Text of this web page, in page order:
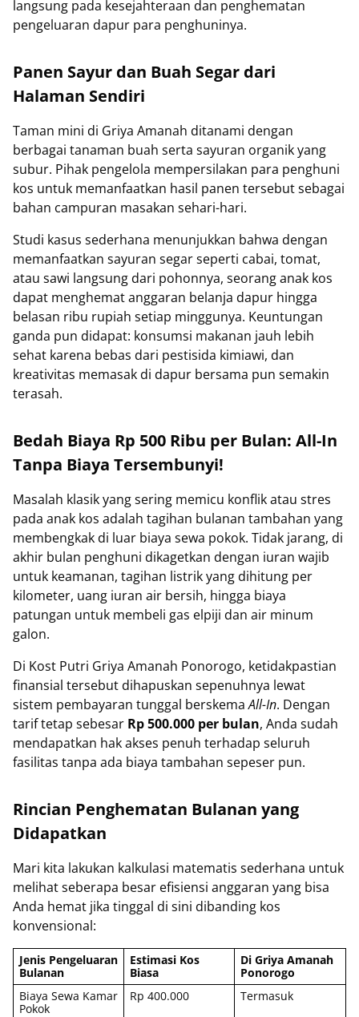
langsung pada kesejahteraan dan penghematan
pengeluaran dapur para penghuninya.
Panen Sayur dan Buah Segar dari
Halaman Sendiri
Taman mini di Griya Amanah ditanami dengan
berbagai tanaman buah serta sayuran organik yang
subur. Pihak pengelola mempersilakan para penghuni
kos untuk memanfaatkan hasil panen tersebut sebagai
bahan campuran masakan sehari-hari.
Studi kasus sederhana menunjukkan bahwa dengan
memanfaatkan sayuran segar seperti cabai, tomat,
atau sawi langsung dari pohonnya, seorang anak kos
dapat menghemat anggaran belanja dapur hingga
belasan ribu rupiah setiap minggunya. Keuntungan
ganda pun didapat: konsumsi makanan jauh lebih
sehat karena bebas dari pestisida kimiawi, dan
kreativitas memasak di dapur bersama pun semakin
terasah.
Bedah Biaya Rp 500 Ribu per Bulan: All-In
Tanpa Biaya Tersembunyi!
Masalah klasik yang sering memicu konflik atau stres
pada anak kos adalah tagihan bulanan tambahan yang
membengkak di luar biaya sewa pokok. Tidak jarang, di
akhir bulan penghuni dikagetkan dengan iuran wajib
untuk keamanan, tagihan listrik yang dihitung per
kilometer, uang iuran air bersih, hingga biaya
patungan untuk membeli gas elpiji dan air minum
galon.
Di Kost Putri Griya Amanah Ponorogo, ketidakpastian
finansial tersebut dihapuskan sepenuhnya lewat
sistem pembayaran tunggal berskemaAll-In. Dengan
tarif tetap sebesar Rp 500.000 per bulan, Anda sudah
mendapatkan hak akses penuh terhadap seluruh
fasilitas tanpa ada biaya tambahan sepeser pun.
Rincian Penghematan Bulanan yang
Didapatkan
Mari kita lakukan kalkulasi matematis sederhana untuk
melihat seberapa besar efisiensi anggaran yang bisa
Anda hemat jika tinggal di sini dibanding kos
konvensional:
Jenis Pengeluaran
Bulanan
Estimasi Kos
Biasa
Di Griya Amanah
Ponorogo
Biaya Sewa Kamar
Pokok
Rp 400.000 Termasuk